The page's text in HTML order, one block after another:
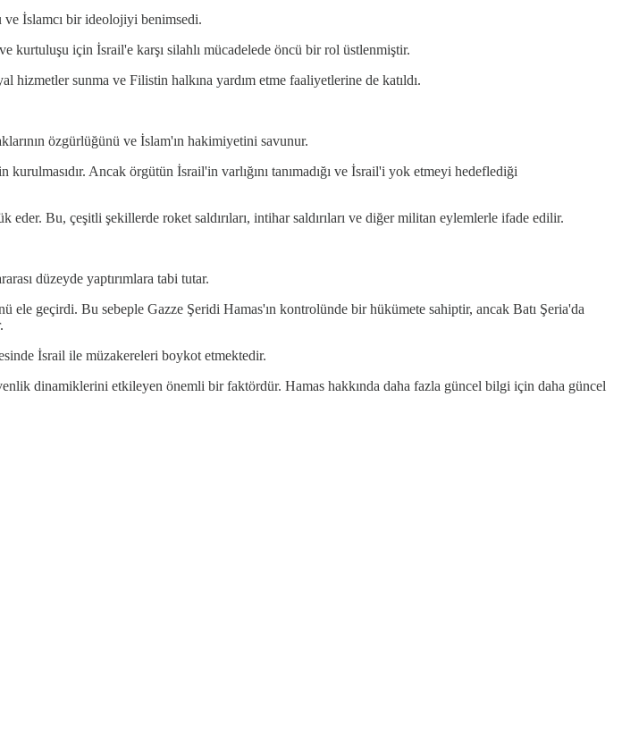
İslamcı bir ideolojiyi benimsedi.
için İsrail'e karşı silahlı mücadelede öncü bir rol üstlenmiştir.
sunma ve Filistin halkına yardım etme faaliyetlerine de katıldı.
özgürlüğünü ve İslam'ın hakimiyetini savunur.
Ancak örgütün İsrail'in varlığını tanımadığı ve İsrail'i yok etmeyi hedeflediği
Bu, çeşitli şekillerde roket saldırıları, intihar saldırıları ve diğer militan eylemlerle ifade edilir.
düzeyde yaptırımlara tabi tutar.
ele geçirdi. Bu sebeple Gazze Şeridi Hamas'ın kontrolünde bir hükümete sahiptir, ancak Batı Şeria'da
İsrail ile müzakereleri boykot etmektedir.
dinamiklerini etkileyen önemli bir faktördür. Hamas hakkında daha fazla güncel bilgi için daha güncel